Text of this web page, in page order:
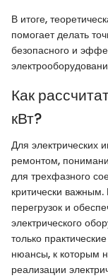
В итоге,
помогает делать
безопасного и
Как
кВт?
Для
ремонтом,
для трехфазного
критически
перегрузок и
электрического
только
нюансы, к которым
реализации